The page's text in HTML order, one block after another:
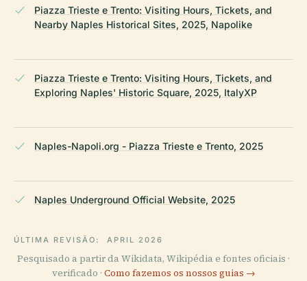
Piazza Trieste e Trento: Visiting Hours, Tickets, and
Nearby Naples Historical Sites, 2025, Napolike
Piazza Trieste e Trento: Visiting Hours, Tickets, and
Exploring Naples' Historic Square, 2025, ItalyXP
Naples-Napoli.org - Piazza Trieste e Trento, 2025
Naples Underground Official Website, 2025
ÚLTIMA REVISÃO: APRIL 2026
Pesquisado a partir da Wikidata, Wikipédia e fontes oficiais ·
verificado · Como fazemos os nossos guias →